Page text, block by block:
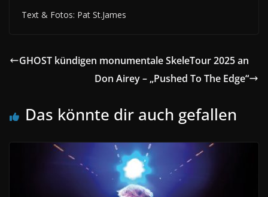
Text & Fotos: Pat St.James
GHOST kündigen monumentale SkeleTour 2025 an
Don Airey – „Pushed To The Edge“
Das könnte dir auch gefallen